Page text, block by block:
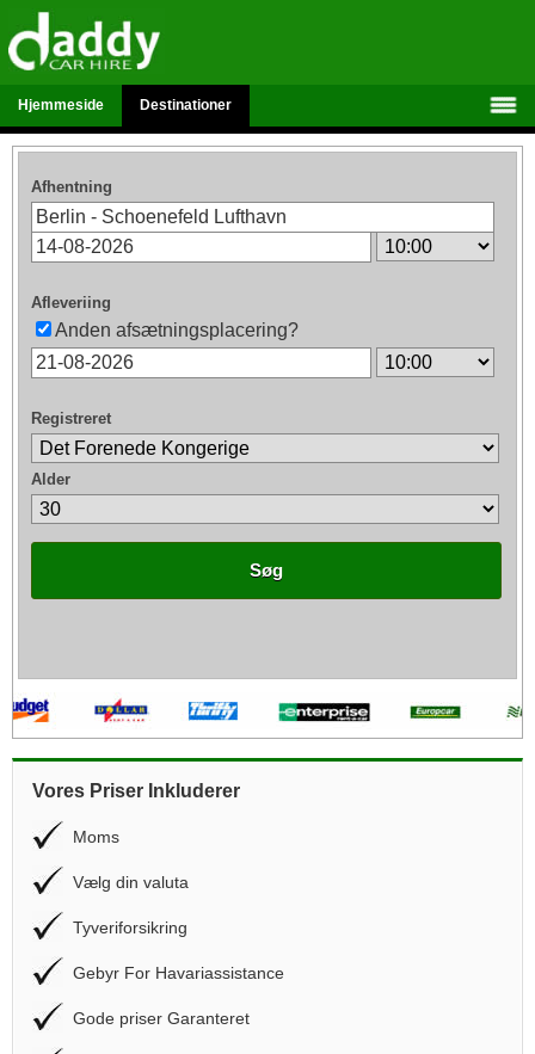
Hjemmeside Destinationer
Afhentning
Afleveriing
Anden afsætningsplacering?
Registreret
Alder
Søg
Vores Priser Inkluderer
Moms
Vælg din valuta
Tyveriforsikring
Gebyr For Havariassistance
Gode priser Garanteret